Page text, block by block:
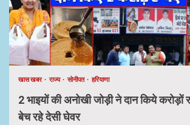
खास खबर राज्य सोनीपत हरियाणा
2 भाइयों की अनोखी जोड़ी ने दान किये
बेच रहे देसी घेवर